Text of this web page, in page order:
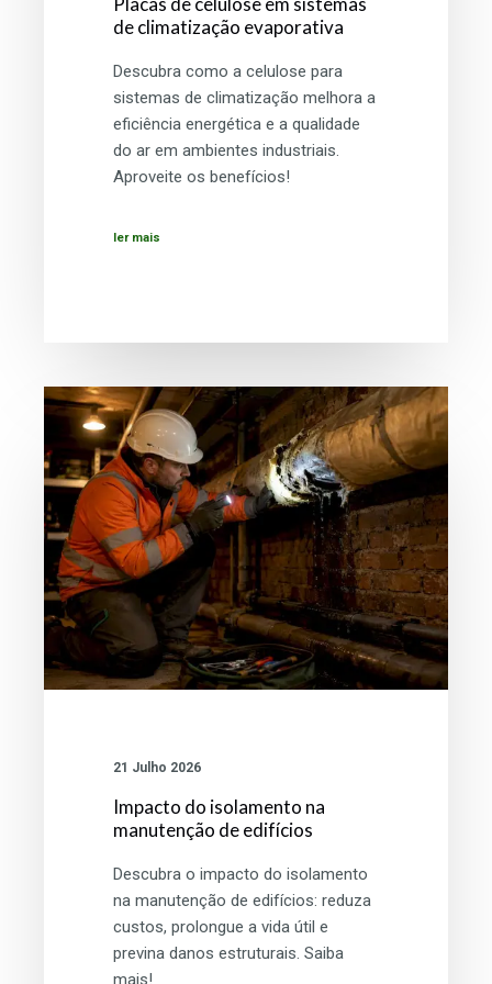
de climatização evaporativa
Descubra como a celulose para
sistemas de climatização melhora a
eficiência energética e a qualidade
do ar em ambientes industriais.
Aproveite os benefícios!
ler mais
Impacto
isolamento
na
manutenção
de
edifícios
21 Julho 2026
Impacto do isolamento na
manutenção de edifícios
Descubra o impacto do isolamento
na manutenção de edifícios: reduza
custos, prolongue a vida útil e
previna danos estruturais. Saiba
mais!